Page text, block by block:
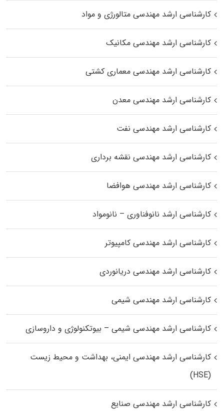
کارشناسی ارشد مهندسی متالورژی و مواد
کارشناسی ارشد مهندسی مکانیک
کارشناسی ارشد مهندسی معماری کشتی
کارشناسی ارشد مهندسی معدن
کارشناسی ارشد مهندسی نفت
کارشناسی ارشد مهندسی نقشه برداری
کارشناسی ارشد مهندسی هوافضا
کارشناسی ارشد نانوفناوری – نانومواد
کارشناسی ارشد مهندسی کامپیوتر
کارشناسی ارشد مهندسی دریانوردی
کارشناسی ارشد مهندسی شیمی
کارشناسی ارشد مهندسی شیمی – بیوتکنولوژی و داروسازی
کارشناسی ارشد مهندسی ایمنی، بهداشت و محیط زیست
(HSE)
کارشناسی ارشد مهندسی صنایع